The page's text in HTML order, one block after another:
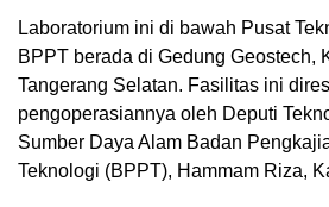
Laboratorium ini di bawah Pusat
BPPT berada di Gedung Geostech,
Tangerang Selatan. Fasilitas ini
pengoperasiannya oleh Deputi
Sumber Daya Alam Badan
Teknologi (BPPT), Hammam Riza,